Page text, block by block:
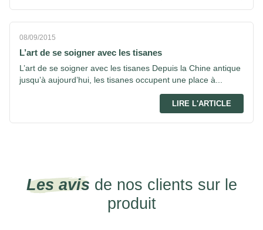
08/09/2015
L’art de se soigner avec les tisanes
L’art de se soigner avec les tisanes Depuis la Chine antique
jusqu’à aujourd’hui, les tisanes occupent une place à...
LIRE L'ARTICLE
Les avis de nos clients sur le
produit